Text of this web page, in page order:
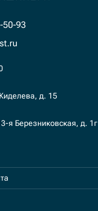
50-93
д. 15
я Березниковская, д. 1г